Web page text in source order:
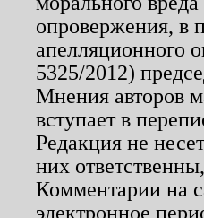
опровержения, в
апелляционного
5325/2012)
Мнения авторов
вступает в
Редакция не
них
Комментарии на
электронное